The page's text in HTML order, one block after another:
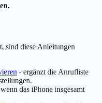
sind diese Anleitungen
- ergänzt die Anrufliste
das iPhone insgesamt